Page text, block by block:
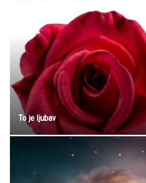
To je ljubav